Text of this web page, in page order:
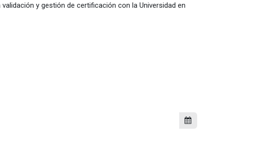
y gestión de certificación con la Universidad en